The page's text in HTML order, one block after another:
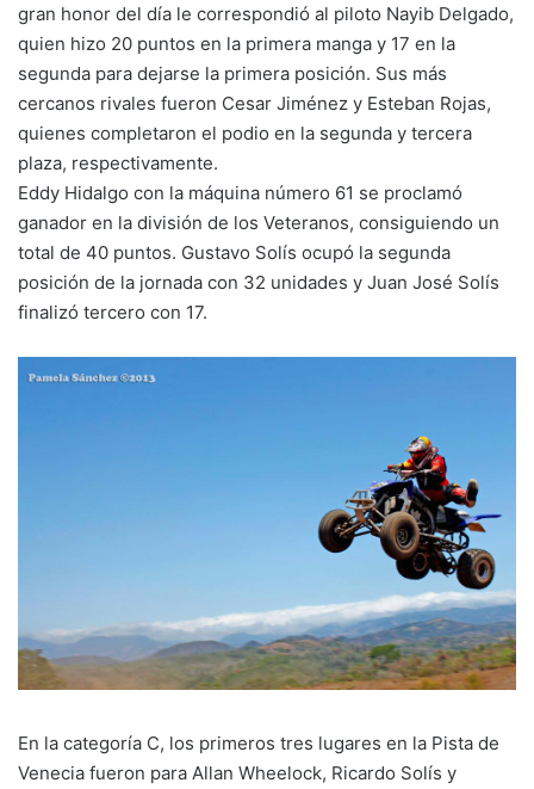
gran honor del día le correspondió al piloto Nayib Delgado,
quien hizo 20 puntos en la primera manga y 17 en la
segunda para dejarse la primera posición. Sus más
cercanos rivales fueron Cesar Jiménez y Esteban Rojas,
quienes completaron el podio en la segunda y tercera
plaza, respectivamente.
Eddy Hidalgo con la máquina número 61 se proclamó
ganador en la división de los Veteranos, consiguiendo un
total de 40 puntos. Gustavo Solís ocupó la segunda
posición de la jornada con 32 unidades y Juan José Solís
finalizó tercero con 17.
En la categoría C, los primeros tres lugares en la Pista de
Venecia fueron para Allan Wheelock, Ricardo Solís y